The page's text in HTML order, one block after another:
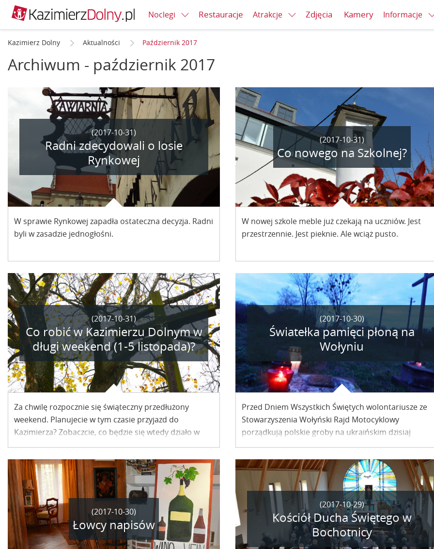
Noclegi Restauracje Atrakcje Zdjęcia Kamery Informacje
Kazimierz Dolny Aktualności Październik 2017
Archiwum - październik 2017
(2017-10-31)
Radni zdecydowali o losie
Rynkowej
W sprawie Rynkowej zapadła ostateczna decyzja. Radni
byli w zasadzie jednogłośni.
(2017-10-31)
Co nowego na Szkolnej?
W nowej szkole meble już czekają na uczniów. Jest
przestrzennie. Jest pieknie. Ale wciąż pusto.
(2017-10-31)
Co robić w Kazimierzu Dolnym w
długi weekend (1-5 listopada)?
Za chwilę rozpocznie się świąteczny przedłużony
weekend. Planujecie w tym czasie przyjazd do
Kazimierza? Zobaczcie, co będzie się wtedy działo w
naszym mieście.
(2017-10-30)
Światełka pamięci płoną na
Wołyniu
Przed Dniem Wszystkich Świętych wolontariusze ze
Stowarzyszenia Wołyński Rajd Motocyklowy
porządkują polskie groby na ukraińskim dzisiaj
Wołyniu. Zapalają znicze zebrane także w Kazimierzu
ramach akcji Wołyńskie światełko pamięci, a na
mogiłach wojskowych przypinają biało – czerwone
szarfy.
(2017-10-30)
Łowcy napisów
(2017-10-29)
Kościół Ducha Świętego w
Bochotnicy